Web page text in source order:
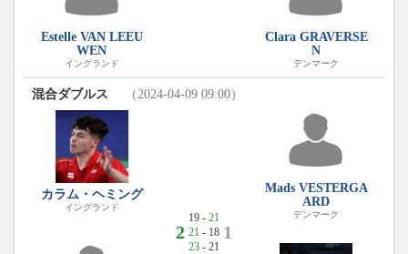
Estelle VAN LEEU
WEN
イングランド
Clara GRAVERSE
N
デンマーク
混合ダブルス （2024-04-09 09:00）
カラム・ヘミング
イングランド
2
19 - 21
21 - 18
23- 21
1
Mads VESTERGA
ARD
デンマーク